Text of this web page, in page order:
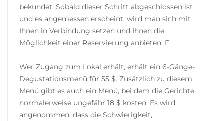
bekundet. Sobald dieser Schritt abgeschlossen ist
und es angemessen erscheint, wird man sich mit
Ihnen in Verbindung setzen und Ihnen die
Möglichkeit einer Reservierung anbieten. F
Wer Zugang zum Lokal erhält, erhält ein 6-Gänge-
Degustationsmenü für 55 $. Zusätzlich zu diesem
Menü gibt es auch ein Menü, bei dem die Gerichte
normalerweise ungefähr 18 $ kosten. Es wird
angenommen, dass die Schwierigkeit,